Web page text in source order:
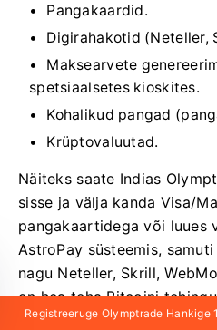
Pangakaardid.
Digirahakotid (Neteller,
Maksearvete
spetsiaalsetes kioskites.
Kohalikud pangad
Krüptovaluutad.
Näiteks saate Indias
sisse ja välja kanda Visa/
pangakaartidega või luues
AstroPay süsteemis,
nagu Neteller, Skrill,
on hea teha Bitcoini
Registreeruge Olymptrade